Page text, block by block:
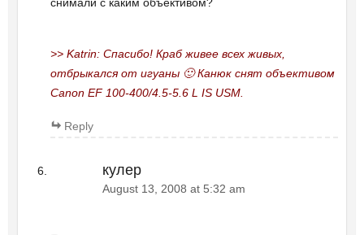
>> Katrin: Спасибо! Краб живее всех живых,
отбрыкался от игуаны 🙂 Канюк снят объективом
Canon EF 100-400/4.5-5.6 L IS USM.
Reply
кулер
August 13, 2008 at 5:32 am